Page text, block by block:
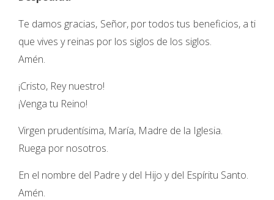
Te damos gracias, Señor, por todos tus beneficios, a ti
que vives y reinas por los siglos de los siglos.
Amén.
¡Cristo, Rey nuestro!
¡Venga tu Reino!
Virgen prudentísima, María, Madre de la Iglesia.
Ruega por nosotros.
En el nombre del Padre y del Hijo y del Espíritu Santo.
Amén.